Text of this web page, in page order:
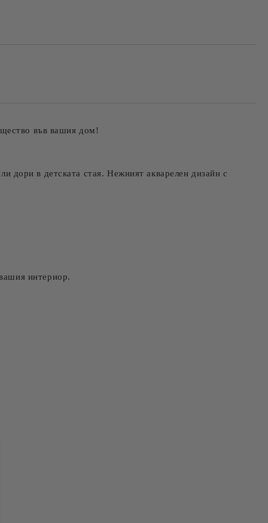
във вашия дом!
дори в детската стая. Нежният акварелен дизайн с
интериор.